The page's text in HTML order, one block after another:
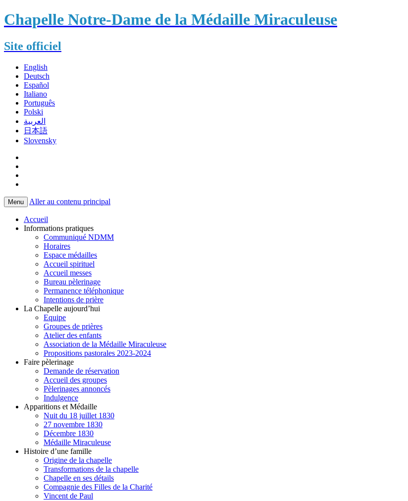
Chapelle Notre-Dame de la Médaille Miraculeuse
Site officiel
English
Deutsch
Español
Italiano
Português
Polski
العربية
日本語
Slovensky
Menu Aller au contenu principal
Accueil
Informations pratiques
Communiqué NDMM
Horaires
Espace médailles
Accueil spirituel
Accueil messes
Bureau pèlerinage
Permanence téléphonique
Intentions de prière
La Chapelle aujourd’hui
Equipe
Groupes de prières
Atelier des enfants
Association de la Médaille Miraculeuse
Propositions pastorales 2023-2024
Faire pèlerinage
Demande de réservation
Accueil des groupes
Pèlerinages annoncés
Indulgence
Apparitions et Médaille
Nuit du 18 juillet 1830
27 novembre 1830
Décembre 1830
Médaille Miraculeuse
Histoire d’une famille
Origine de la chapelle
Transformations de la chapelle
Chapelle en ses détails
Compagnie des Filles de la Charité
Vincent de Paul